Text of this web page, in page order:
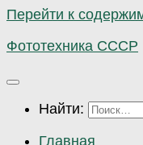
Перейти к
Фототехника СССР
Найти:
Главная